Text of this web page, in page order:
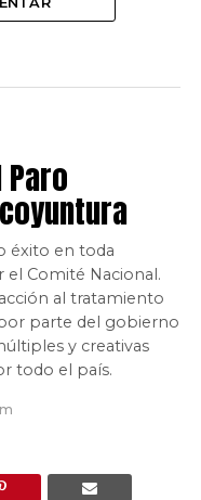
éxito en toda
Comité Nacional.
al tratamiento
parte del gobierno
y creativas
todo el país.